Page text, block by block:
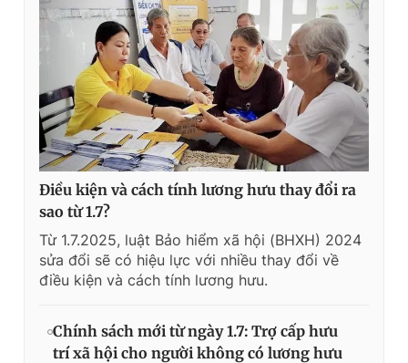
Điều kiện và cách tính lương hưu thay đổi ra
sao từ 1.7?
Từ 1.7.2025, luật Bảo hiểm xã hội (BHXH) 2024
sửa đổi sẽ có hiệu lực với nhiều thay đổi về
điều kiện và cách tính lương hưu.
Chính sách mới từ ngày 1.7: Trợ cấp hưu
trí xã hội cho người không có lương hưu